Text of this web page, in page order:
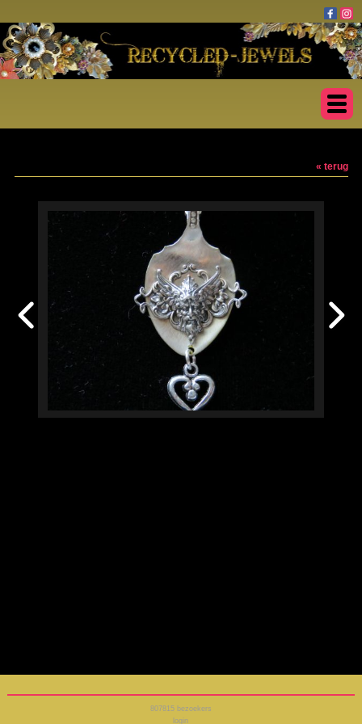
« terug
807815bezoekers
login